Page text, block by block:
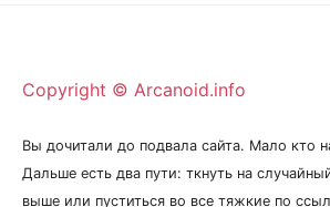
Copyright © Arcanoid.info
Вы дочитали до подвала сайта. Мало кто
Дальше есть два пути: ткнуть на
выше или пуститься во все тяжкие по